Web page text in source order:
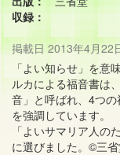
収録：
掲載日 2013年4月22
「よい知らせ」を意
ルカによる福音書は
音」と呼ばれ、4つ
を強調しています。
「よいサマリア人の
に選びました。©三